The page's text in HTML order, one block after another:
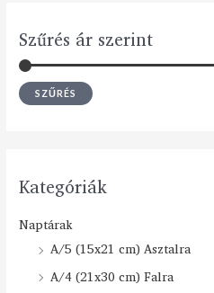
Szűrés ár szerint
SZŰRÉS
Kategóriák
Naptárak
A/5 (15x21 cm) Asztalra
A/4 (21x30 cm) Falra